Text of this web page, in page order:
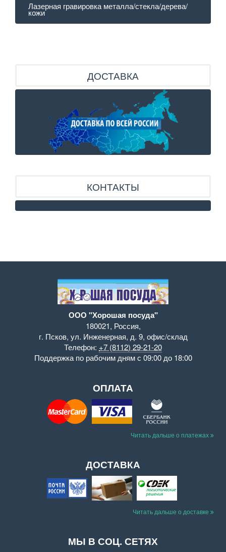
Лазерная гравировка металла/стекла/дерева/
кожи
ДОСТАВКА
КОНТАКТЫ
ООО "Хорошая посуда"
180021, Россия,
г. Псков, ул. Инженерная, д. 9, офис/склад
Телефон: +7 (8112) 29-21-20
Поддержка по рабочим дням с 09:00 до 18:00
ОПЛАТА
Читать дальше о платежах
ДОСТАВКА
Читать дальше о доставке
МЫ В СОЦ. СЕТЯХ